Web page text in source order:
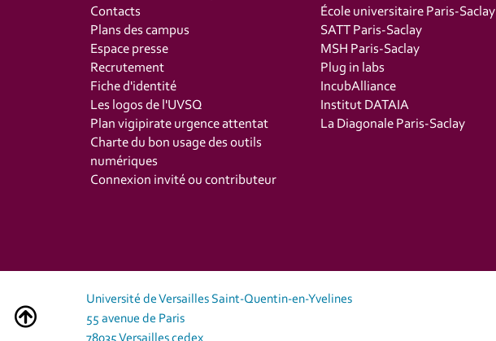
Contacts
Plans des campus
Espace presse
Recrutement
Fiche d'identité
Les logos de l'UVSQ
Plan vigipirate urgence attentat
Charte du bon usage des outils
numériques
Connexion invité ou contributeur
École universitaire Paris-Saclay
SATT Paris-Saclay
MSH Paris-Saclay
Plug in labs
IncubAlliance
Institut DATAIA
La Diagonale Paris-Saclay
Université de Versailles Saint-Quentin-en-Yvelines
55 avenue de Paris